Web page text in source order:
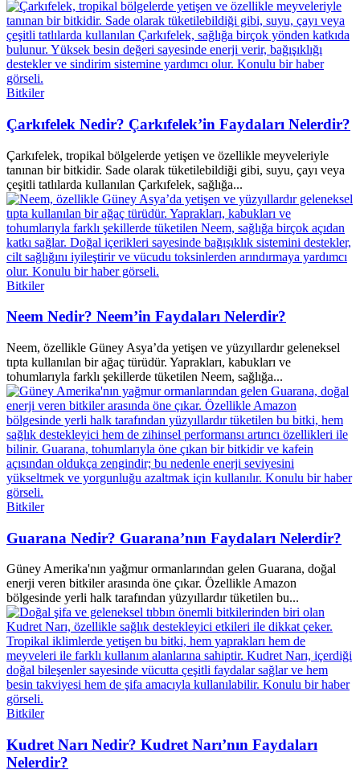
Bitkiler
Çarkıfelek Nedir? Çarkıfelek’in Faydaları Nelerdir?
Çarkıfelek, tropikal bölgelerde yetişen ve özellikle meyveleriyle
tanınan bir bitkidir. Sade olarak tüketilebildiği gibi, suyu, çayı veya
çeşitli tatlılarda kullanılan Çarkıfelek, sağlığa...
Bitkiler
Neem Nedir? Neem’in Faydaları Nelerdir?
Neem, özellikle Güney Asya’da yetişen ve yüzyıllardır geleneksel
tıpta kullanılan bir ağaç türüdür. Yaprakları, kabukları ve
tohumlarıyla farklı şekillerde tüketilen Neem, sağlığa...
Bitkiler
Guarana Nedir? Guarana’nın Faydaları Nelerdir?
Güney Amerika'nın yağmur ormanlarından gelen Guarana, doğal
enerji veren bitkiler arasında öne çıkar. Özellikle Amazon
bölgesinde yerli halk tarafından yüzyıllardır tüketilen bu...
Bitkiler
Kudret Narı Nedir? Kudret Narı’nın Faydaları
Nelerdir?